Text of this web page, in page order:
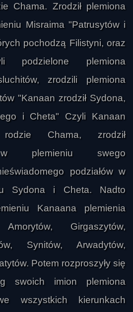
Chama. Zrodził plemiona
Misraima "Patrusytów i
pochodzą Filistyni, oraz
podzielone plemiona
zrodzili plemiona
"Kanaan zrodził Sydona,
i Cheta" Czyli Kanaan
Chama, zrodził
w plemieniu swego
podziałów w
Sydona i Cheta. Nadto
Kanaana plemienia
Amorytów, Girgaszytów,
Synitów, Arwadytów,
Potem rozproszyły się
swoich imion plemiona
wszystkich kierunkach